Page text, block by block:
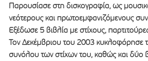
Παρουσίασε στη δισκογραφία, ως
νεότερους και πρωτοεμφανιζόμενους
Εξέδωσε 5 βιβλία με στίχους,
Τον Δεκέμβριου του 2003 κυκλοφόρησε
συνόλου των στίχων του, καθώς και δύο